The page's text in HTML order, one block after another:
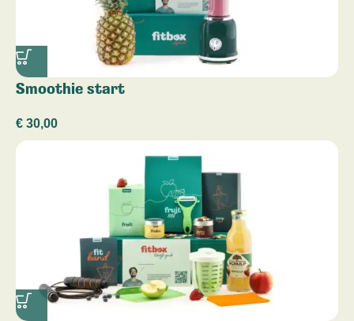
Smoothie start
€ 30,00